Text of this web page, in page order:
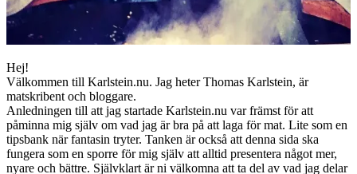
Hej!
Välkommen till Karlstein.nu. Jag heter Thomas Karlstein, är
matskribent och bloggare.
Anledningen till att jag startade Karlstein.nu var främst för att
påminna mig själv om vad jag är bra på att laga för mat. Lite som en
tipsbank när fantasin tryter. Tanken är också att denna sida ska
fungera som en sporre för mig själv att alltid presentera något mer,
nyare och bättre. Självklart är ni välkomna att ta del av vad jag delar